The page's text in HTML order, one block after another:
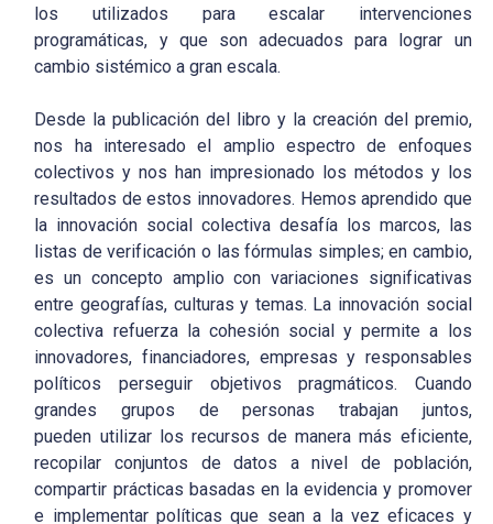
los utilizados para escalar intervenciones
programáticas, y que son adecuados para lograr un
cambio sistémico a gran escala.
Desde la publicación del libro y la creación del premio,
nos ha interesado el amplio espectro de enfoques
colectivos y nos han impresionado los métodos y los
resultados de estos innovadores. Hemos aprendido que
la innovación social colectiva desafía los marcos, las
listas de verificación o las fórmulas simples; en cambio,
es un concepto amplio con variaciones significativas
entre geografías, culturas y temas. La innovación social
colectiva refuerza la cohesión social y permite a los
innovadores, financiadores, empresas y responsables
políticos perseguir objetivos pragmáticos. Cuando
grandes grupos de personas trabajan juntos,
pueden utilizar los recursos de manera más eficiente,
recopilar conjuntos de datos a nivel de población,
compartir prácticas basadas en la evidencia y promover
e implementar políticas que sean a la vez eficaces y